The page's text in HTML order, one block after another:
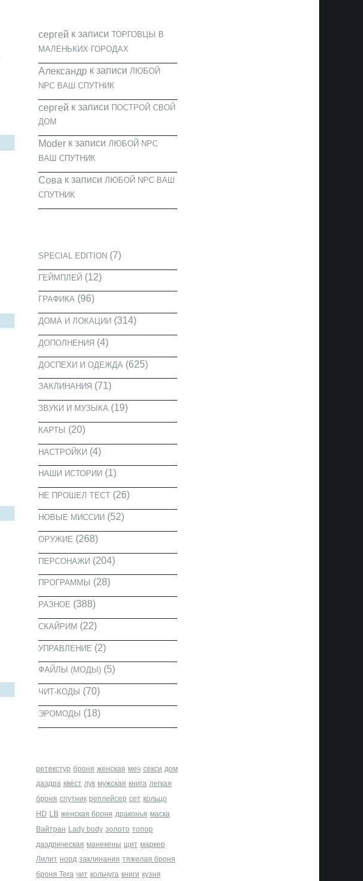
cергей к записи ТОРГОВЦЫ В
МАЛЕНЬКИХ ГОРОДАХ
Александрк записи ЛЮБОЙ
NPC ВАШ СПУТНИК
cергей к записи ПОСТРОЙ СВОЙ
ДОМ
Moderк записи ЛЮБОЙ NPC
ВАШ СПУТНИК
Сова к записи ЛЮБОЙ NPC ВАШ
СПУТНИК
SPECIAL EDITION(7)
ГЕЙМПЛЕЙ(12)
ГРАФИКА (96)
ДОМА И ЛОКАЦИИ(314)
ДОПОЛНЕНИЯ(4)
ДОСПЕХИ И ОДЕЖДА (625)
ЗАКЛИНАНИЯ(71)
ЗВУКИ И МУЗЫКА (19)
КАРТЫ (20)
НАСТРОЙКИ(4)
НАШИ ИСТОРИИ(1)
НЕ ПРОШЕЛ ТЕСТ(26)
НОВЫЕ МИССИИ(52)
ОРУЖИЕ (268)
ПЕРСОНАЖИ(204)
ПРОГРАММЫ (28)
РАЗНОЕ (388)
СКАЙРИМ (22)
УПРАВЛЕНИЕ (2)
ФАЙЛЫ (МОДЫ)(5)
ЧИТ-КОДЫ (70)
ЭРОМОДЫ (18)
ретекстур броня женская меч секси дом
даэдра квест лук мужская книга легкая
броня спутник реплейсер сет кольцо
HD LB женская броня драконья маска
Вайтран Lady body золото топор
даэдрическая манекены щит маркер
Лилит норд заклинания тяжелая броня
броня Tera чит кольчуга книги кузня